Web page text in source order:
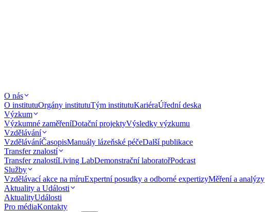
O nás
O institutuOrgány institutuTým institutuKariéraÚřední deska
Výzkum
Výzkumné zaměřeníDotační projektyVýsledky výzkumu
Vzdělávání
VzděláváníČasopisManuály lázeňské péčeDalší publikace
Transfer znalostí
Transfer znalostíLiving LabDemonstrační laboratořPodcast
Služby
Vzdělávací akce na míruExpertní posudky a odborné expertizyMěření a analýzy
Aktuality a Události
AktualityUdálosti
Pro médiaKontakty